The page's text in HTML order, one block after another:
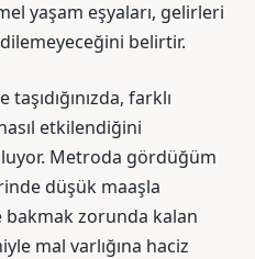
yaşam eşyaları, gelirleri
belirtir.
farklı
etkilendiğini
Metroda gördüğüm
düşük maaşla
bakmak zorunda kalan
mal varlığına haciz